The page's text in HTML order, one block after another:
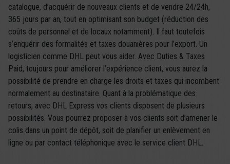
catalogue, d’acquérir de nouveaux clients et de vendre 24/24h,
365 jours par an, tout en optimisant son budget (réduction des
coûts de personnel et de locaux notamment). Il faut toutefois
s’enquérir des formalités et taxes douanières pour l’export. Un
logisticien comme DHL peut vous aider. Avec Duties & Taxes
Paid, toujours pour améliorer l’expérience client, vous aurez la
possibilité de prendre en charge les droits et taxes qui incombent
normalement au destinataire. Quant à la problématique des
retours, avec DHL Express vos clients disposent de plusieurs
possibilités. Vous pourrez proposer à vos clients soit d’amener le
colis dans un point de dépôt, soit de planifier un enlèvement en
ligne ou par contact téléphonique avec le service client DHL.